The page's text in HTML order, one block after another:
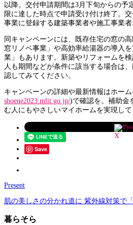
以降。交付申請期間は3月下旬からの予
限に達した時点で申請受け付け終了。
事業に登録する建築事業者や施工事業者
同キャンペーンには、既存住宅の窓の
窓リノベ事業」や高効率給湯器の導入
業」もあります。新築やリフォームを
人も期間などが条件に該当する場合は
認してみてください。
キャンペーンの詳細や最新情報はホー
shoene2023.mlit.go.jp/)で確認を。補助金
む人にもやさしいマイホームを実現して
Save
Present
肌の美しさの分かれ道に 紫外線対策で
暮らそら